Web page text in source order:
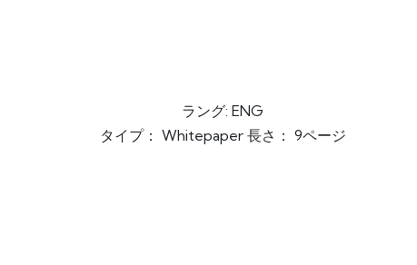
ラング: ENG
タイプ： Whitepaper 長さ： 9ページ